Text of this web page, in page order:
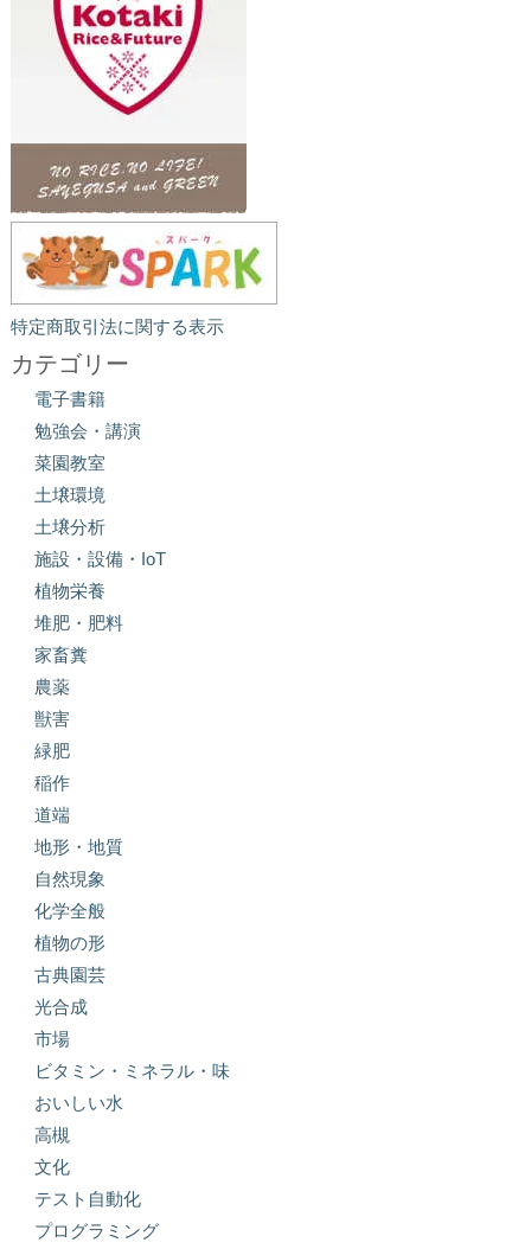
特定商取引法に関する表示
カテゴリー
電子書籍
勉強会・講演
菜園教室
土壌環境
土壌分析
施設・設備・IoT
植物栄養
堆肥・肥料
家畜糞
農薬
獣害
緑肥
稲作
道端
地形・地質
自然現象
化学全般
植物の形
古典園芸
光合成
市場
ビタミン・ミネラル・味
おいしい水
高槻
文化
テスト自動化
プログラミング